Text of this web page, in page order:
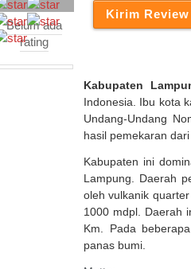
Belum ada
rating
Kabupaten
Indonesia. Ibu kota
Undang-Undang
hasil pemekaran
Kabupaten ini
Lampung. Daerah
oleh vulkanik
1000 mdpl. Daerah
Km. Pada
panas bumi.